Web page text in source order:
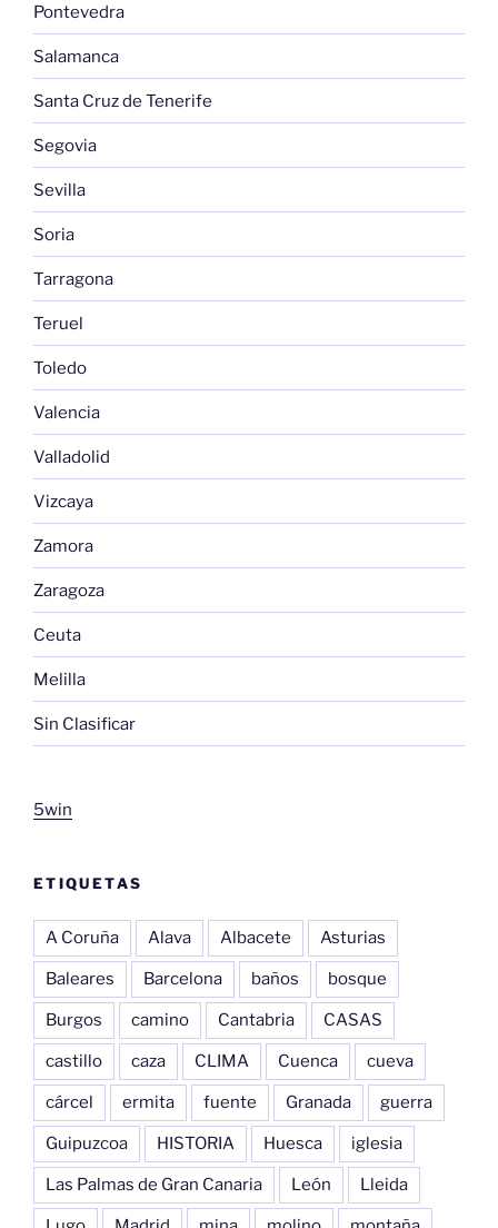
Pontevedra
Salamanca
Santa Cruz de Tenerife
Segovia
Sevilla
Soria
Tarragona
Teruel
Toledo
Valencia
Valladolid
Vizcaya
Zamora
Zaragoza
Ceuta
Melilla
Sin Clasificar
5win
ETIQUETAS
A Coruña Alava Albacete Asturias
Baleares Barcelona baños bosque
Burgos camino Cantabria CASAS
castillo caza CLIMA Cuenca cueva
cárcel ermita fuente Granada guerra
Guipuzcoa HISTORIA Huesca iglesia
Las Palmas de Gran Canaria León Lleida